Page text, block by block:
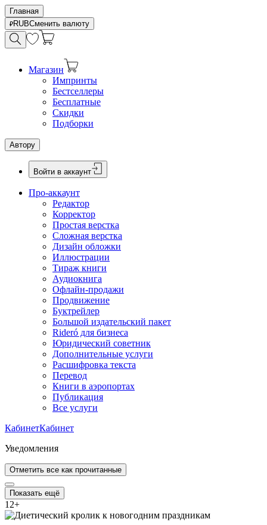
Главная
RUBСменить валюту
Магазин
Импринты
Бестселлеры
Бесплатные
Скидки
Подборки
Автору
Войти в аккаунт
Про-аккаунт
Редактор
Корректор
Простая верстка
Сложная верстка
Дизайн обложки
Иллюстрации
Тираж книги
Аудиокнига
Офлайн-продажи
Продвижение
Буктрейлер
Большой издательский пакет
Rideró для бизнеса
Юридический советник
Дополнительные услуги
Расшифровка текста
Перевод
Книги в аэропортах
Публикация
Все услуги
КабинетКабинет
Уведомления
Отметить все как прочитанные
Показать ещё
12+